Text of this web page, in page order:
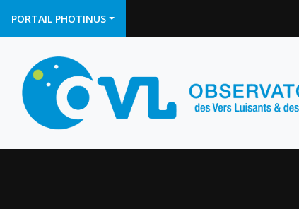
PORTAIL PHOTINUS